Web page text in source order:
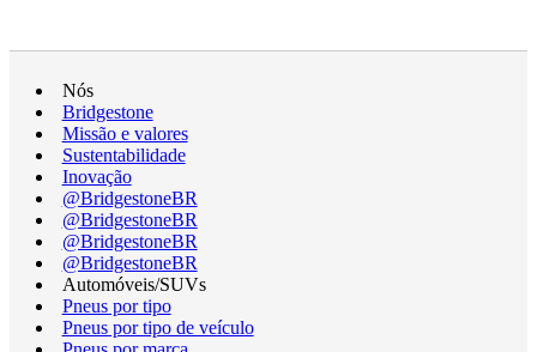
Nós
Bridgestone
Missão e valores
Sustentabilidade
Inovação
@BridgestoneBR
@BridgestoneBR
@BridgestoneBR
@BridgestoneBR
Automóveis/SUVs
Pneus por tipo
Pneus por tipo de veículo